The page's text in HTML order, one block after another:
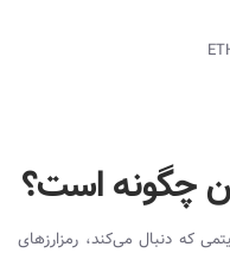
چگونه است؟
که دنبال می‌کند، رمزارزهای